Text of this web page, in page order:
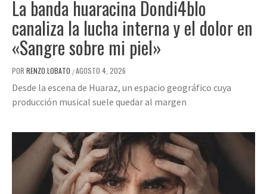
La banda huaracina Dondi4blo
canaliza la lucha interna y el dolor en
«Sangre sobre mi piel»
POR RENZO LOBATO /AGOSTO 4, 2026
Desde la escena de Huaraz, un espacio geográfico cuya
producción musical suele quedar al margen